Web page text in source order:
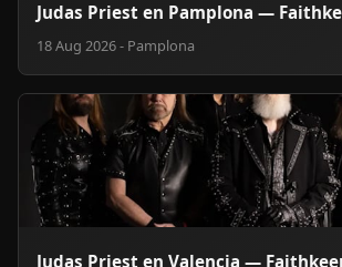
Judas Priest en Pamplona —
18 Aug 2026 - Pamplona
Judas Priest en Valencia —